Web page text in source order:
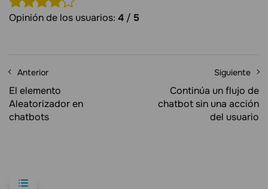
Opinión de los usuarios: 4 / 5
Anterior
El elemento
Aleatorizador en
chatbots
Siguiente
Continúa un flujo de
chatbot sin una acción
del usuario